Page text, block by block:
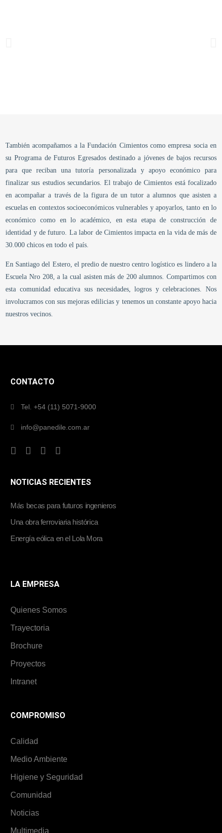
También acompañamos a la Fundación Cimientos como empresa socia en
su Programa de Futuros Egresados destinado a jóvenes de bajos recursos
para que reciban una tutoría personalizada y apoyo económico para
finalizar sus estudios secundarios. El trabajo de Cimientos está focalizado
en acompañar a través de la figura de un tutor a alumnos que asisten a
escuelas en contextos socioeconómicos vulnerables y apoyarlos, tanto en lo
económico como en lo académico, en esta etapa de construcción de
identidad y de futuro. La labor de Cimientos impacta en la vida de más de
30.000 chicos en todo el país.
En Santiago del Estero, el predio de nuestro centro logístico es lindero a la
Escuela Nro 208, a la cual asisten más de 200 alumnos. Compartimos con
esta comunidad educativa sus necesidades, logros y celebraciones. Nos
involucramos con sus mejoras edilicias y tenemos un constante apoyo hacia
nuestros vecinos.
CONTACTO
Tel. +54 (11) 5071-9000
info@panedile.com.ar
NOTICIAS RECIENTES
Más becas para futuros ingenieros
Una obra ferroviaria histórica
Energía eólica en el Lola Mora
LA EMPRESA
Quienes Somos
Trayectoria
Brochure
Proyectos
Intranet
COMPROMISO
Calidad
Medio Ambiente
Higiene y Seguridad
Comunidad
Noticias
Multimedia